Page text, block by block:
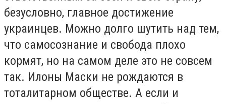
безусловно, главное достижение
украинцев. Можно долго шутить над тем,
что самосознание и свобода плохо
кормят, но на самом деле это не совсем
так. Илоны Маски не рождаются в
тоталитарном обществе. А если и